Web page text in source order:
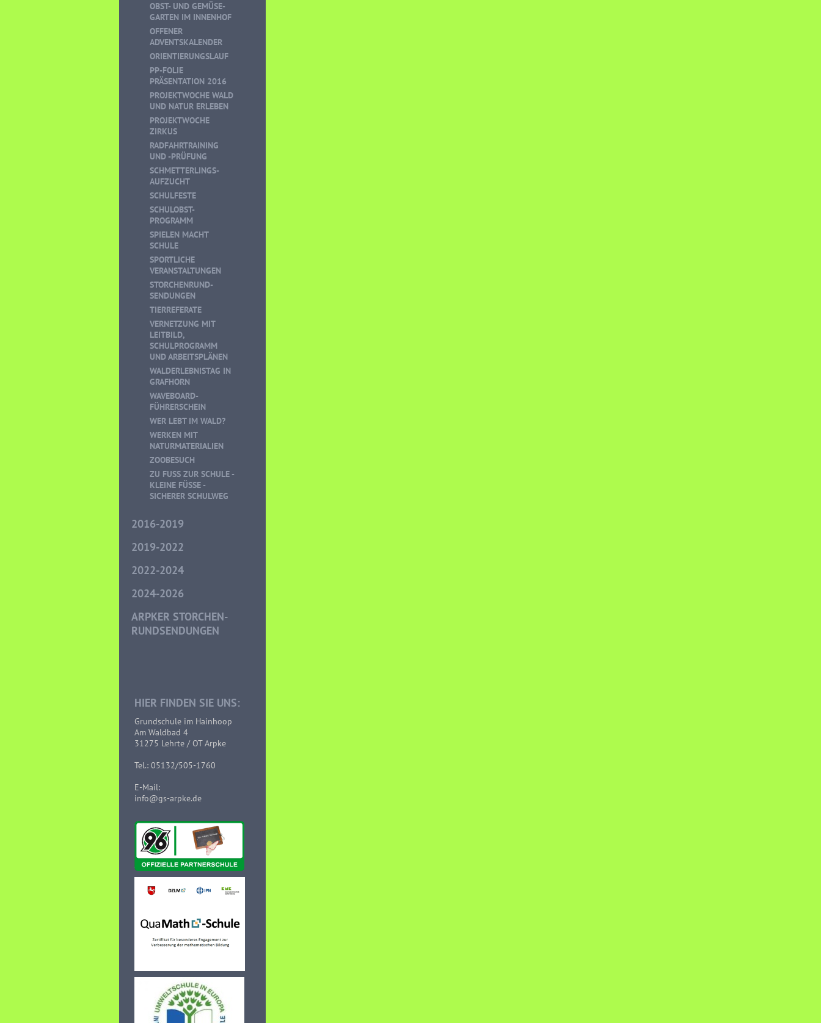
OBST- UND GEMÜSE-
GARTEN IM INNENHOF
OFFENER
ADVENTSKALENDER
ORIENTIERUNGSLAUF
PP-FOLIE
PRÄSENTATION 2016
PROJEKTWOCHE WALD
UND NATUR ERLEBEN
PROJEKTWOCHE
ZIRKUS
RADFAHRTRAINING
UND -PRÜFUNG
SCHMETTERLINGS-
AUFZUCHT
SCHULFESTE
SCHULOBST-
PROGRAMM
SPIELEN MACHT
SCHULE
SPORTLICHE
VERANSTALTUNGEN
STORCHENRUND-
SENDUNGEN
TIERREFERATE
VERNETZUNG MIT
LEITBILD,
SCHULPROGRAMM
UND ARBEITSPLÄNEN
WALDERLEBNISTAG IN
GRAFHORN
WAVEBOARD-
FÜHRERSCHEIN
WER LEBT IM WALD?
WERKEN MIT
NATURMATERIALIEN
ZOOBESUCH
ZU FUSS ZUR SCHULE - K
LEINE FÜSSE - SI
CHERER SCHULWEG
2016-2019
2019-2022
2022-2024
2024-2026
ARPKER STORCHEN-
RUNDSENDUNGEN
HIER FINDEN SIE UNS:
Grundschule im Hainhoop
Am Waldbad 4
31275 Lehrte / OT Arpke
Tel.: 05132/505-1760
E-Mail:
info@gs-arpke.de